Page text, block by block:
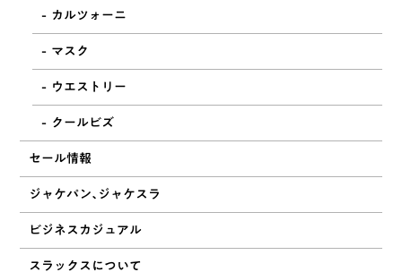
カルツォーニ
マスク
ウエストリー
クールビズ
セール情報
ジャケパン、ジャケスラ
ビジネスカジュアル
スラックスについて